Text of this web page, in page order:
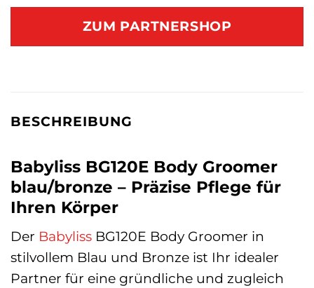
ZUM PARTNERSHOP
BESCHREIBUNG
Babyliss BG120E Body Groomer
blau/bronze – Präzise Pflege für
Ihren Körper
Der Babyliss BG120E Body Groomer in
stilvollem Blau und Bronze ist Ihr idealer
Partner für eine gründliche und zugleich